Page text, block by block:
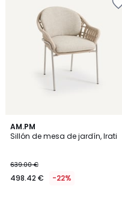
AM.PM
Sillón de mesa de jardín, Irati
639.00 €
498.42 € -22%
3
/